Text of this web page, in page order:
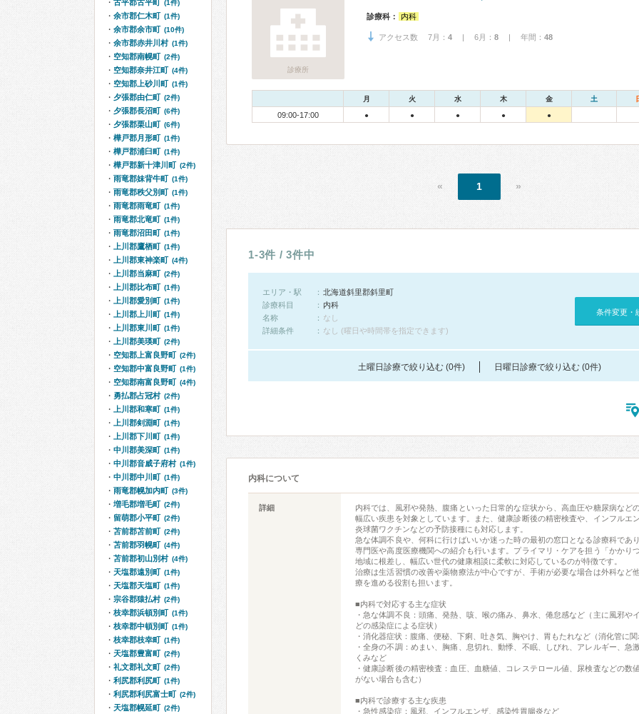
診療所
診療科： 内科
アクセス数 7月： 4 | 6月： 8 | 年間： 48
月 火 水 木 金 土
09:00-17:00 ● ● ● ● ●
« 1 »
1-3件 / 3件中
エリア・駅
北海道斜里郡斜里町
診療科目
内科
名称
なし
詳細条件
なし (曜日や時間帯を指定できます)
条件変更・
土曜日診療で絞り込む (0件) 日曜日診療で絞り込む (0件)
内科について
詳細
内科では、風邪や発熱、腹痛といった日常的な症状から、高血圧や糖尿病など
幅広い疾患を対象としています。また、健康診断後の精密検査や、インフルエ
炎球菌ワクチンなどの予防接種にも対応します。
急な体調不良や、何科に行けばいいか迷った時の最初の窓口となる診療科であ
専門医や高度医療機関への紹介も行います。プライマリ・ケアを担う「かかり
地域に根差し、幅広い世代の健康相談に柔軟に対応しているのが特徴です。
治療は生活習慣の改善や薬物療法が中心ですが、手術が必要な場合は外科など
療を進める役割も担います。
■内科で対応する主な症状
・急な体調不良：頭痛、発熱、咳、喉の痛み、鼻水、倦怠感など（主に風邪や
どの感染症による症状）
・消化器症状：腹痛、便秘、下痢、吐き気、胸やけ、胃もたれなど（消化管に
・全身の不調：めまい、胸痛、息切れ、動悸、不眠、しびれ、アレルギー、急
くみなど
・健康診断後の精密検査：血圧、血糖値、コレステロール値、尿検査などの数
がない場合も含む）
■内科で診療する主な疾患
・急性感染症：風邪、インフルエンザ、感染性胃腸炎など
古平郡古平町 (1件)
余市郡仁木町 (1件)
余市郡余市町 (10件)
余市郡赤井川村 (1件)
空知郡南幌町 (2件)
空知郡奈井江町 (4件)
空知郡上砂川町 (1件)
夕張郡由仁町 (2件)
夕張郡長沼町 (6件)
夕張郡栗山町 (6件)
樺戸郡月形町 (1件)
樺戸郡浦臼町 (1件)
樺戸郡新十津川町 (2件)
雨竜郡妹背牛町 (1件)
雨竜郡秩父別町 (1件)
雨竜郡雨竜町 (1件)
雨竜郡北竜町 (1件)
雨竜郡沼田町 (1件)
上川郡鷹栖町 (1件)
上川郡東神楽町 (4件)
上川郡当麻町 (2件)
上川郡比布町 (1件)
上川郡愛別町 (1件)
上川郡上川町 (1件)
上川郡東川町 (1件)
上川郡美瑛町 (2件)
空知郡上富良野町 (2件)
空知郡中富良野町 (1件)
空知郡南富良野町 (4件)
勇払郡占冠村 (2件)
上川郡和寒町 (1件)
上川郡剣淵町 (1件)
上川郡下川町 (1件)
中川郡美深町 (1件)
中川郡音威子府村 (1件)
中川郡中川町 (1件)
雨竜郡幌加内町 (3件)
増毛郡増毛町 (2件)
留萌郡小平町 (2件)
苫前郡苫前町 (2件)
苫前郡羽幌町 (4件)
苫前郡初山別村 (4件)
天塩郡遠別町 (1件)
天塩郡天塩町 (1件)
宗谷郡猿払村 (2件)
枝幸郡浜頓別町 (1件)
枝幸郡中頓別町 (1件)
枝幸郡枝幸町 (1件)
天塩郡豊富町 (2件)
礼文郡礼文町 (2件)
利尻郡利尻町 (1件)
利尻郡利尻富士町 (2件)
天塩郡幌延町 (2件)